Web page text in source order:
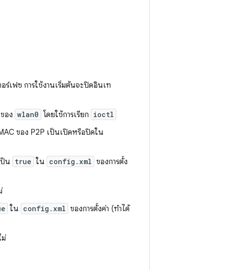
ร์เฟซ การใช้งานเริ่มต้นจะปิดอินเท
อง wlan0 โดยใช้การเรียก ioctl
ของ P2P เป็นเปิดหรือปิดใน
ป็น true ใน config.xml ของการตั้ง
ใน config.xml ของการตั้งค่า (ทำได้
ม่